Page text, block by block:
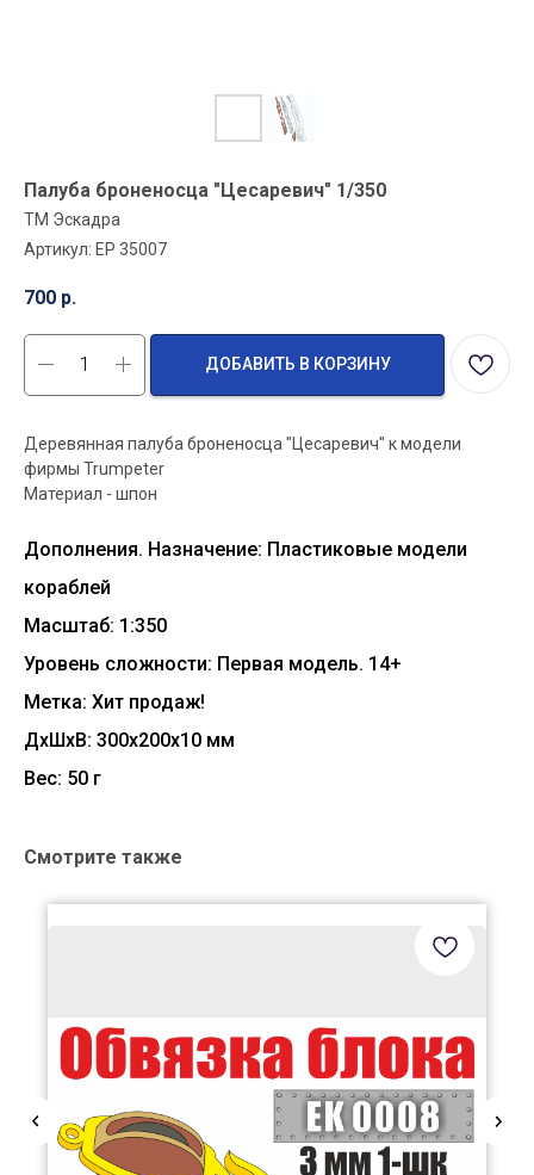
Палуба броненосца "Цесаревич" 1/350
ТМ Эскадра
Артикул: EP 35007
700 р.
ДОБАВИТЬ В КОРЗИНУ
Деревянная палуба броненосца "Цесаревич" к модели
фирмы Trumpeter
Материал - шпон
Дополнения. Назначение: Пластиковые модели
кораблей
Масштаб: 1:350
Уровень сложности: Первая модель. 14+
Метка: Хит продаж!
ДxШxВ: 300x200x10 мм
Вес: 50 г
Смотрите также